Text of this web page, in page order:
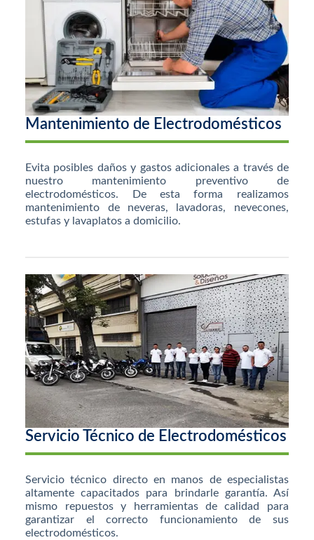
Mantenimiento de Electrodomésticos
Evita posibles daños y gastos adicionales a través de
nuestro mantenimiento preventivo de
electrodomésticos. De esta forma realizamos
mantenimiento de neveras, lavadoras, nevecones,
estufas y lavaplatos a domicilio.
Servicio Técnico de Electrodomésticos
Servicio técnico directo en manos de especialistas
altamente capacitados para brindarle garantía. Así
mismo repuestos y herramientas de calidad para
garantizar el correcto funcionamiento de sus
electrodomésticos.